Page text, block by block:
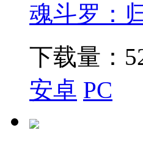
魂斗罗：
下载量：
安卓 PC